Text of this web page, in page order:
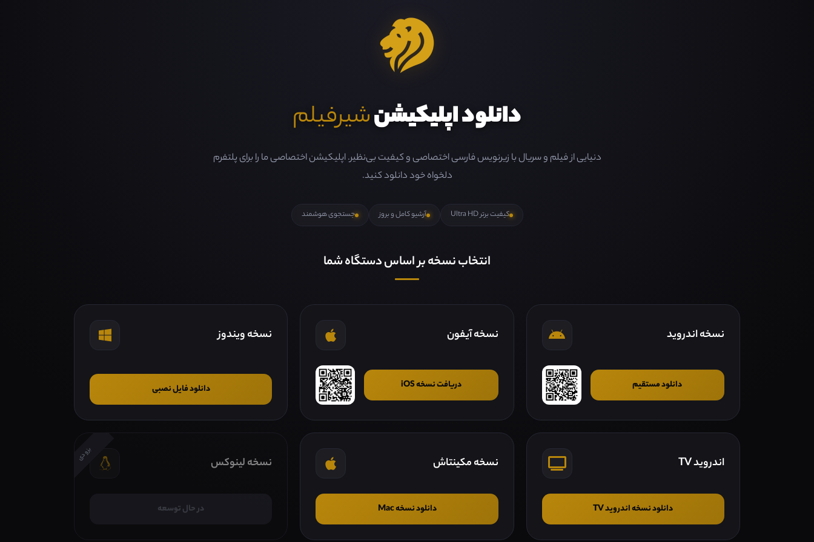
دانلود اپلیکیشنشیرفیلم
دنیایی از فیلم و سریال با زیرنویس فارسی اختصاصی و کیفیت بی‌نظیر. اپلیکیشن اختصاصی ما را برای پلتفرم
دلخواه خود دانلود کنید.
کیفیت برتر Ultra HD آرشیو کامل و بروز جستجوی هوشمند
انتخاب نسخه بر اساس دستگاه شما
نسخه اندروید
دانلود مستقیم
نسخه آیفون
دریافت نسخه iOS
نسخه ویندوز
دانلود فایل نصبی
اندروید TV
دانلود نسخه اندروید TV
نسخه مکینتاش
دانلود نسخه Mac
بزودی
نسخه لینوکس
در حال توسعه